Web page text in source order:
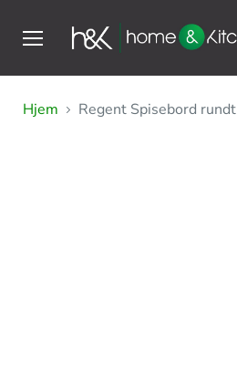
Hjem
Regent Spisebord rundt